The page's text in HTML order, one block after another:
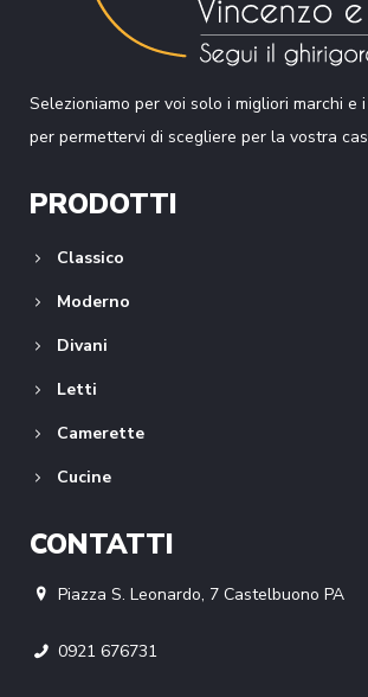
Selezioniamo per voi solo i migliori marchi e
per permettervi di scegliere per la vostra
PRODOTTI
Classico
Moderno
Divani
Letti
Camerette
Cucine
CONTATTI
Piazza S. Leonardo, 7 Castelbuono PA
0921 676731